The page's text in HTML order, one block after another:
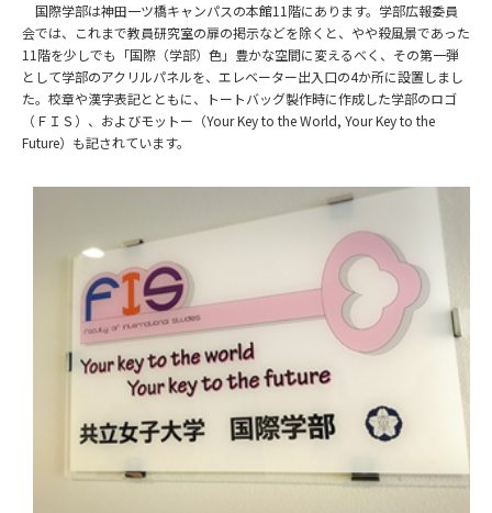
国際学部は神田一ツ橋キャンパスの本館11 階にあります。学部広報委員
会では、これまで教員研究室の扉の掲示などを除くと、やや殺風景であった
11 階を少しでも「国際（学部）色」豊かな空間に変えるべく、その第一弾
として学部のアクリルパネルを、エレベーター出入口の4か所に設置しまし
た。校章や漢字表記とともに、トートバッグ製作時に作成した学部のロゴ
（ＦＩＳ）、およびモットー（Your Key to the World, Your Key to the
Future）も記されています。